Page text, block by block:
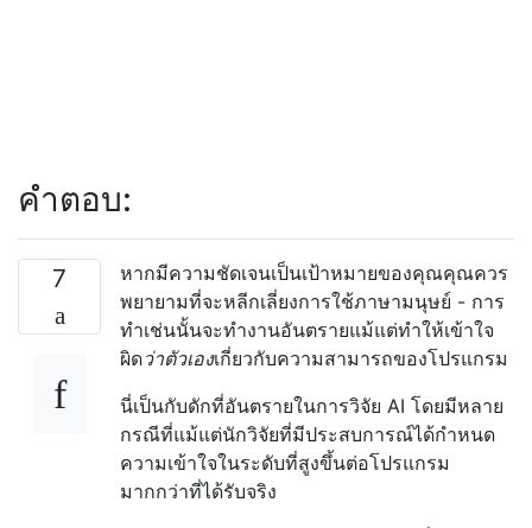
คำตอบ:
7
หากมีความชัดเจนเป็นเป้าหมายของคุณคุณควร
พยายามที่จะหลีกเลี่ยงการใช้ภาษามนุษย์ - การ
ทำเช่นนั้นจะทำงานอันตรายแม้แต่ทำให้เข้าใจ
ผิดว่าตัวเองเกี่ยวกับความสามารถของโปรแกรม
นี่เป็นกับดักที่อันตรายในการวิจัย AI โดยมีหลาย
กรณีที่แม้แต่นักวิจัยที่มีประสบการณ์ได้กำหนด
ความเข้าใจในระดับที่สูงขึ้นต่อโปรแกรม
มากกว่าที่ได้รับจริง